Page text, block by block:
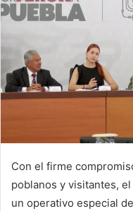
Con el firme
poblanos y visitantes,
un operativo especial